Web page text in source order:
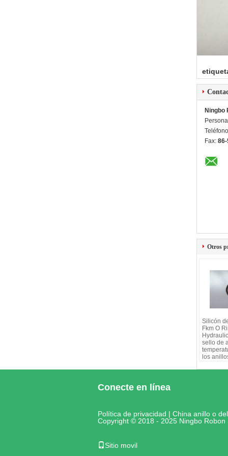
Ningbo
Fax:
Otros
Silicón
Fkm O
sello de
los
Conecte en línea
Política de privacidad | China anillo o
Copyright © 2018 - 2025 Ningbo
Sitio movil